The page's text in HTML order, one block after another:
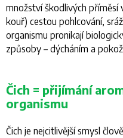
množství škodlivých příměsí
kouř) cestou pohlcování,
organismu pronikají
způsoby – dýcháním a
Čich = přijímání
organismu
Čich je nejcitlivější smysl